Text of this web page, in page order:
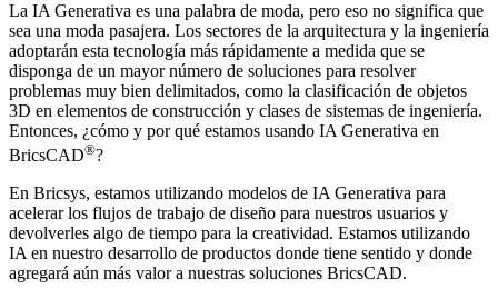
La IA Generativa es una palabra de moda, pero eso no significa que
sea una moda pasajera. Los sectores de la arquitectura y la ingeniería
adoptarán esta tecnología más rápidamente a medida que se
disponga de un mayor número de soluciones para resolver
problemas muy bien delimitados, como la clasificación de objetos
3D en elementos de construcción y clases de sistemas de ingeniería.
Entonces, ¿cómo y por qué estamos usando IA Generativa en
BricsCAD®?
En Bricsys, estamos utilizando modelos de IA Generativa para
acelerar los flujos de trabajo de diseño para nuestros usuarios y
devolverles algo de tiempo para la creatividad. Estamos utilizando
IA en nuestro desarrollo de productos donde tiene sentido y donde
agregará aún más valor a nuestras soluciones BricsCAD.